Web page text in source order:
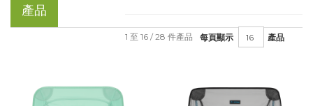
產品
每頁顯示 產品
1 至 16 / 28 件產品